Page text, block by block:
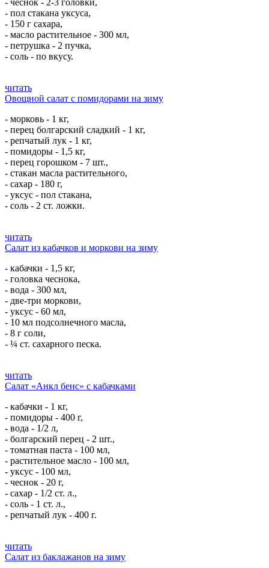
- чеснок - 2-3 головки,
- пол стакана уксуса,
- 150 г сахара,
- масло растительное - 300 мл,
- петрушка - 2 пучка,
- соль - по вкусу.
читать
Овощной салат с помидорами на зиму
- морковь - 1 кг,
- перец болгарский сладкий - 1 кг,
- репчатый лук - 1 кг,
- помидоры - 1,5 кг,
- перец горошком - 7 шт.,
- стакан масла растительного,
- сахар - 180 г,
- уксус - пол стакана,
- соль - 2 ст. ложки.
читать
Салат из кабачков и моркови на зиму
- кабачки - 1,5 кг,
- головка чеснока,
- вода - 300 мл,
- две-три моркови,
- уксус - 60 мл,
- 10 мл подсолнечного масла,
- 8 г соли,
- ¼ ст. сахарного песка.
читать
Салат «Анкл бенс» с кабачками
- кабачки - 1 кг,
- помидоры - 400 г,
- вода - 1/2 л,
- болгарский перец - 2 шт.,
- томатная паста - 100 мл,
- растительное масло - 100 мл,
- уксус - 100 мл,
- чеснок - 20 г,
- сахар - 1/2 ст. л.,
- соль - 1 ст. л.,
- репчатый лук - 400 г.
читать
Салат из баклажанов на зиму